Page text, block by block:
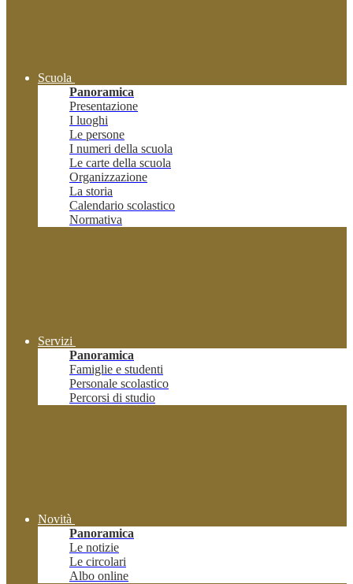
Scuola
Panoramica
Presentazione
I luoghi
Le persone
I numeri della scuola
Le carte della scuola
Organizzazione
La storia
Calendario scolastico
Normativa
Servizi
Panoramica
Famiglie e studenti
Personale scolastico
Percorsi di studio
Novità
Panoramica
Le notizie
Le circolari
Albo online